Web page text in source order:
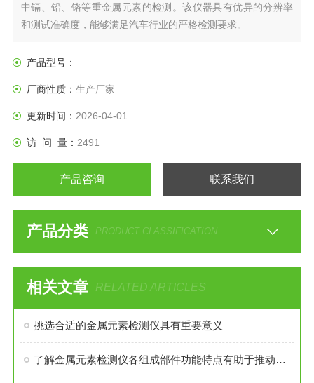
中镉、铅、铬等重金属元素的检测。该仪器具有优异的分辨率
和测试准确度，能够满足汽车行业的严格检测要求。
产品型号：
厂商性质： 生产厂家
更新时间： 2026-04-01
访 问 量： 2491
产品咨询 联系我们
产品分类 PRODUCT CLASSIFICATION
相关文章 RELATED ARTICLES
挑选合适的金属元素检测仪具有重要意义
了解金属元素检测仪各组成部件功能特点有助于推动相关领域的研究